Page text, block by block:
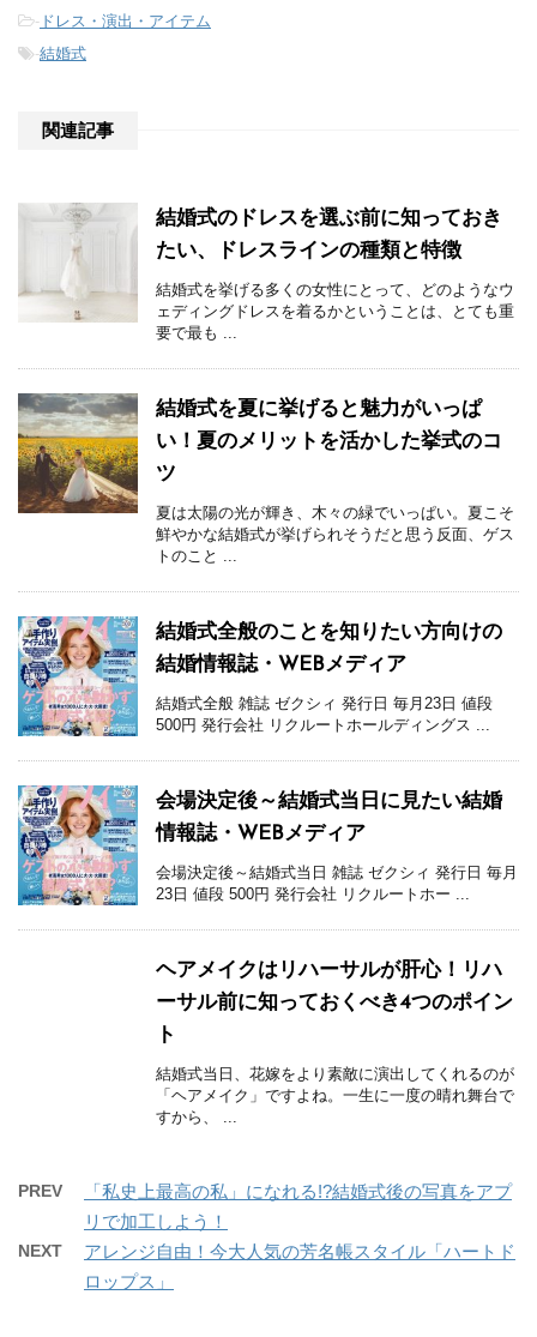
- ドレス・演出・アイテム
-結婚式
関連記事
結婚式のドレスを選ぶ前に知っておき
たい、ドレスラインの種類と特徴
結婚式を挙げる多くの女性にとって、どのようなウ
ェディングドレスを着るかということは、とても重
要で最も ...
結婚式を夏に挙げると魅力がいっぱ
い！夏のメリットを活かした挙式のコ
ツ
夏は太陽の光が輝き、木々の緑でいっぱい。夏こそ
鮮やかな結婚式が挙げられそうだと思う反面、ゲス
トのこと ...
結婚式全般のことを知りたい方向けの
結婚情報誌・WEBメディア
結婚式全般 雑誌 ゼクシィ 発行日 毎月23日 値段
500円 発行会社 リクルートホールディングス ...
会場決定後～結婚式当日に見たい結婚
情報誌・WEBメディア
会場決定後～結婚式当日 雑誌 ゼクシィ 発行日 毎月
23日 値段 500円 発行会社 リクルートホー ...
ヘアメイクはリハーサルが肝心！リハ
ーサル前に知っておくべき4つのポイン
ト
結婚式当日、花嫁をより素敵に演出してくれるのが
「ヘアメイク」ですよね。一生に一度の晴れ舞台で
すから、 ...
PREV
「私史上最高の私」になれる!?結婚式後の写真をアプ
リで加工しよう！
NEXT
アレンジ自由！今大人気の芳名帳スタイル「ハートド
ロップス」